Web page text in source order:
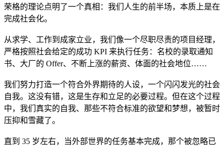
荣格的理论点明了一个真相：我们人生的前半场，本质上是在
完成社会化。
从求学、工作到成家立业，我们像一个尽职尽责的项目经理，
严格按照社会给定的成功 KPI 来执行任务：名校的录取通知
书、大厂的 Offer、不断上涨的薪资、体面的社会地位……
我们努力打造一个符合外界期待的人设，一个闪闪发光的社会
自我。这没有错，这是生存和立足的必要过程。但在这个过程
中，我们真实的自我、那些不符合标准的欲望和梦想，被暂时
压抑和雪藏了。
直到 35 岁左右，当外部世界的任务基本完成，那个被忽略已